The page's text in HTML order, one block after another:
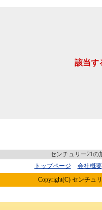
該当す
センチュリー21の
トップページ
会社概要
Copyright(C) センチュ